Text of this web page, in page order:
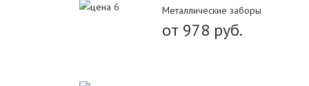
Металлические заборы
от 978 руб.